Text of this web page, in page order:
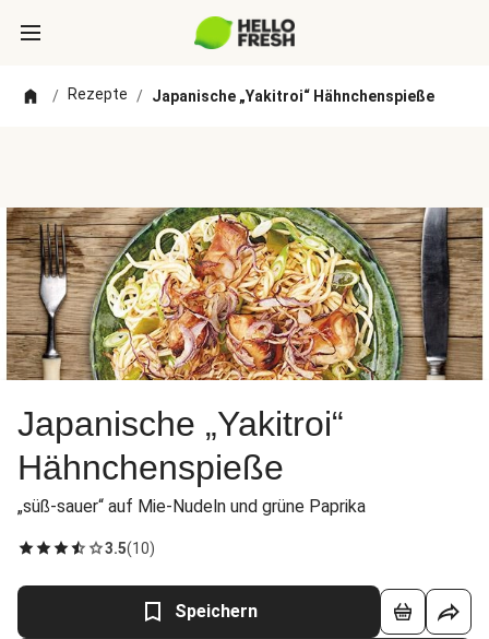
/ Rezepte / Japanische „Yakitroi“ Hähnchenspieße
Japanische „Yakitroi“
Hähnchenspieße
„süß-sauer“ auf Mie-Nudeln und grüne Paprika
3.5(10)
Speichern